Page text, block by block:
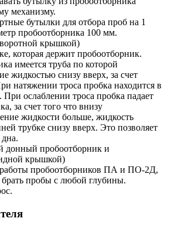
механизму.
бутылки для отбора проб на 1
пробоотборника 100 мм.
крышкой)
которая держит пробоотборник.
имеется труба по которой
жидкостью снизу вверх, за счет
натяжении троса пробка находится в
ослаблении троса пробка падает
за счет того что внизу
жидкости больше, жидкость
трубке снизу вверх. Это позволяет
пробоотборник и
крышкой)
пробоотборников ПА и ПО-2Д,
брать пробы с любой глубины.